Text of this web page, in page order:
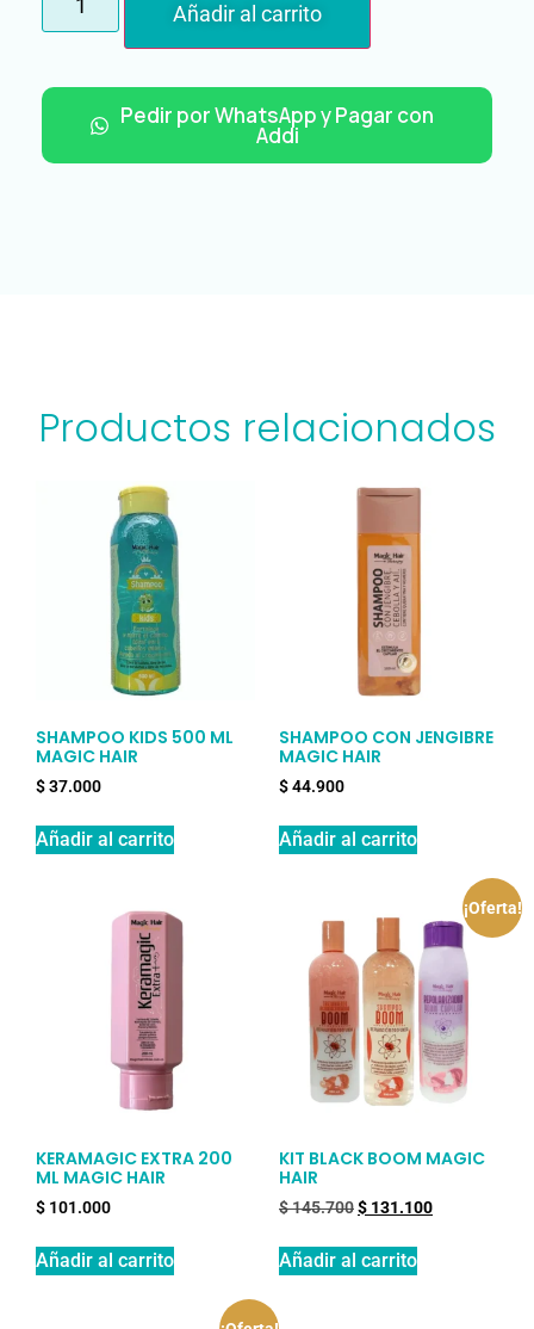
Añadir al carrito
Pedir por WhatsApp y Pagar con
Addi
Productos relacionados
SHAMPOO KIDS 500 ML
MAGIC HAIR
$37.000
Añadir al carrito
SHAMPOO CON JENGIBRE
MAGIC HAIR
$44.900
Añadir al carrito
KERAMAGIC EXTRA 200
ML MAGIC HAIR
$ 101.000
Añadir al carrito
¡Oferta!
KIT BLACK BOOM MAGIC
HAIR
$145.700$ 131.100
Añadir al carrito